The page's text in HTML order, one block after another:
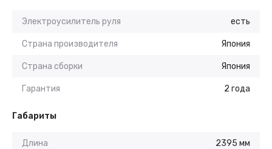
Электроусилитель руля есть
Страна производителя Япония
Страна сборки Япония
Гарантия 2 года
Габариты
Длина 2395 мм